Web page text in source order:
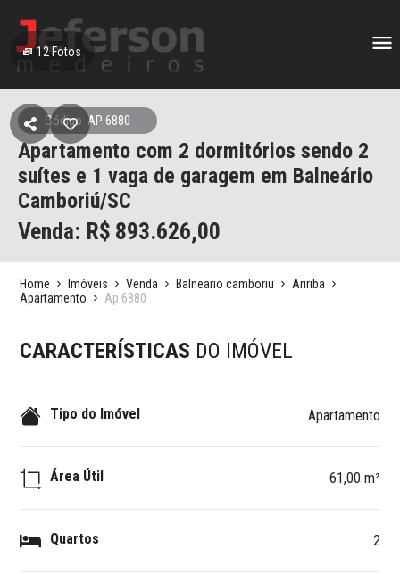
12 Fotos
Código: AP 6880
Apartamento com 2 dormitórios sendo 2
suítes e 1 vaga de garagem em Balneário
Camboriú/SC
Venda: R$ 893.626,00
Home Imóveis Venda Balneario camboriu
Aririba
Apartamento
Ap 6880
CARACTERÍSTICAS DO IMÓVEL
Tipo do Imóvel Apartamento
Área Útil 61,00 m²
Quartos 2